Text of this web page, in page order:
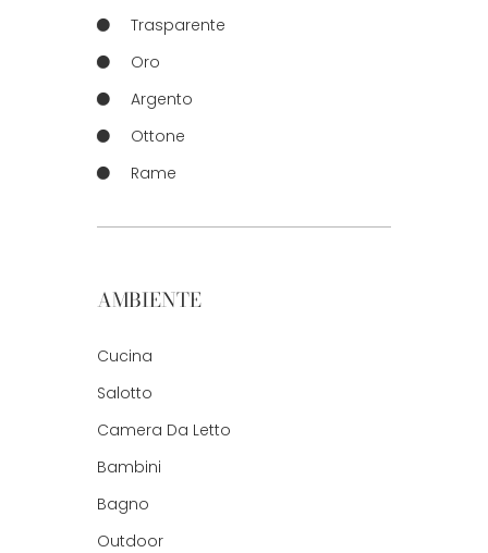
Trasparente
Oro
Argento
Ottone
Rame
AMBIENTE
Cucina
Salotto
Camera Da Letto
Bambini
Bagno
Outdoor